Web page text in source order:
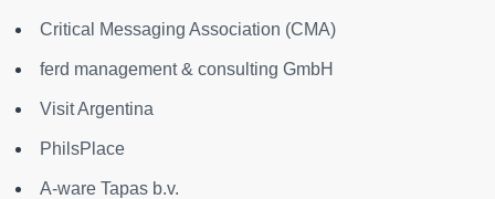
Critical Messaging Association (CMA)
ferd management & consulting GmbH
Visit Argentina
PhilsPlace
A-ware Tapas b.v.